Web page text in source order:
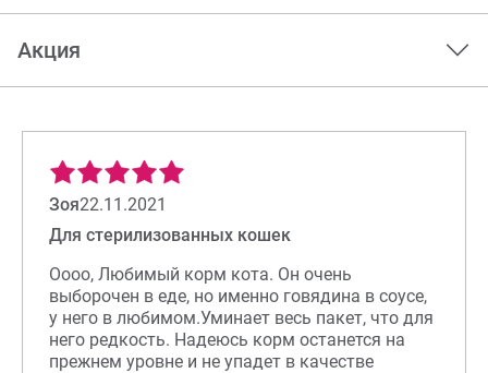
Акция
Зоя22.11.2021
Для стерилизованных кошек
Оооо, Любимый корм кота. Он очень
выборочен в еде, но именно говядина в соусе,
у него в любимом.Уминает весь пакет, что для
него редкость. Надеюсь корм останется на
прежнем уровне и не упадет в качестве